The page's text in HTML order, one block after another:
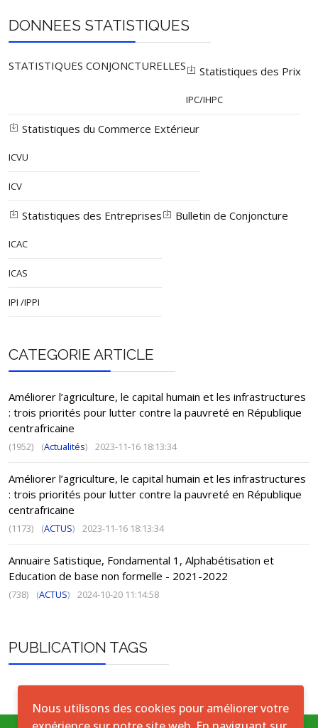
DONNEES STATISTIQUES
STATISTIQUES CONJONCTURELLES Statistiques des Prix
IPC/IHPC
Statistiques du Commerce Extérieur
ICVU
ICV
Statistiques des Entreprises
ICAC
ICAS
IPI /IPPI
Bulletin de Conjoncture
CATEGORIE ARTICLE
Améliorer l’agriculture, le capital humain et les infrastructures
: trois priorités pour lutter contre la pauvreté en République
centrafricaine
(1952) (Actualités) 2023-11-16 18:13:34
Améliorer l’agriculture, le capital humain et les infrastructures
: trois priorités pour lutter contre la pauvreté en République
centrafricaine
(1173) (ACTUS) 2023-11-16 18:13:34
Annuaire Satistique, Fondamental 1, Alphabétisation et
Education de base non formelle - 2021-2022
(738) (ACTUS) 2024-10-20 11:14:58
PUBLICATION TAGS
Nous utilisons des cookies pour améliorer votre